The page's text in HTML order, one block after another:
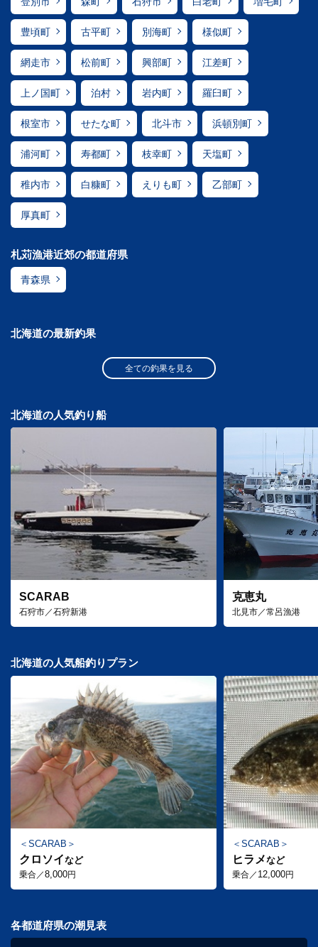
豊頃町 古平町 別海町 様似町
網走市 松前町 興部町 江差町
上ノ国町 泊村 岩内町 羅臼町
根室市 せたな町 北斗市 浜頓別町
浦河町 寿都町 枝幸町 天塩町
稚内市 白糠町 えりも町 乙部町
厚真町
札苅漁港近郊の都道府県
青森県
北海道の最新釣果
全ての釣果を見る
北海道の人気釣り船
SCARAB
石狩市／石狩新港
克恵丸
北見市／常呂漁港
北海道の人気船釣りプラン
SCARAB
クロソイなど
乗合／8,000円
SCARAB
ヒラメなど
乗合／ 12,000円
各都道府県の潮見表